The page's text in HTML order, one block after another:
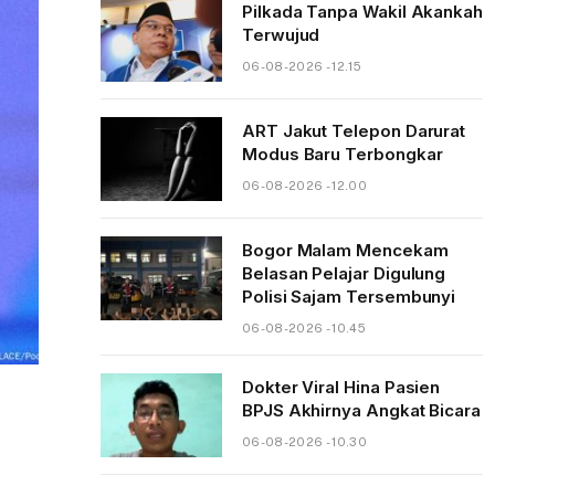
Pilkada Tanpa Wakil Akankah
Terwujud
06-08-2026 - 12.15
ART Jakut Telepon Darurat
Modus Baru Terbongkar
06-08-2026 - 12.00
Bogor Malam Mencekam
Belasan Pelajar Digulung
Polisi Sajam Tersembunyi
06-08-2026 - 10.45
Dokter Viral Hina Pasien
BPJS Akhirnya Angkat Bicara
06-08-2026 - 10.30